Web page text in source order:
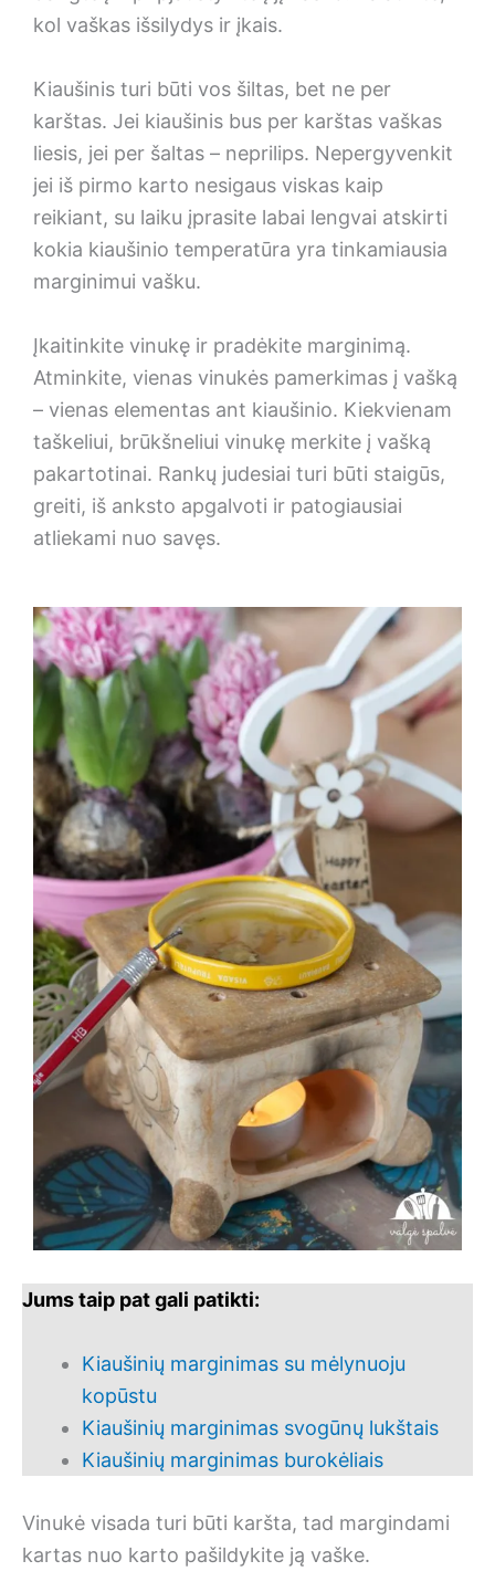
kol vaškas išsilydys ir įkais.
Kiaušinis turi būti vos šiltas, bet ne per
karštas. Jei kiaušinis bus per karštas vaškas
liesis, jei per šaltas – neprilips. Nepergyvenkit
jei iš pirmo karto nesigaus viskas kaip
reikiant, su laiku įprasite labai lengvai atskirti
kokia kiaušinio temperatūra yra tinkamiausia
marginimui vašku.
Įkaitinkite vinukę ir pradėkite marginimą.
Atminkite, vienas vinukės pamerkimas į vašką
– vienas elementas ant kiaušinio. Kiekvienam
taškeliui, brūkšneliui vinukę merkite į vašką
pakartotinai. Rankų judesiai turi būti staigūs,
greiti, iš anksto apgalvoti ir patogiausiai
atliekami nuo savęs.
Jums taip pat gali patikti:
Kiaušinių marginimas su mėlynuoju
kopūstu
Kiaušinių marginimas svogūnų lukštais
Kiaušinių marginimas burokėliais
Vinukė visada turi būti karšta, tad margindami
kartas nuo karto pašildykite ją vaške.